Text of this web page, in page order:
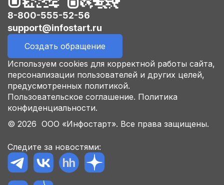
8-800-555-52-56
support@infostart.ru
Создать обращение
Используем cookies для корректной работы сайта,
персонализации пользователей и других целей,
предусмотренных политикой.
Пользовательское соглашение. Политика
конфиденциальности.
© 2026 ООО «Инфостарт». Все права защищены.
Следите за новостями: